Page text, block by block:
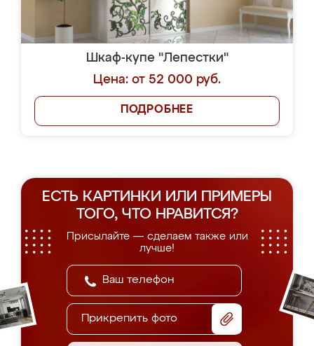
Шкаф-купе "Лепестки"
Цена: от 52 000 руб.
ПОДРОБНЕЕ
ЕСТЬ КАРТИНКИ ИЛИ ПРИМЕРЫ
ТОГО, ЧТО НРАВИТСЯ?
Присылайте — сделаем также или
лучше!
Прикрепить фото